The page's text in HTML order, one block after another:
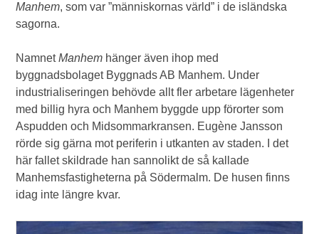
Manhem, som var ”människornas värld” i de isländska
sagorna.
NamnetManhem hänger även ihop med
byggnadsbolaget Byggnads AB Manhem. Under
industrialiseringen behövde allt fler arbetare lägenheter
med billig hyra och Manhem byggde upp förorter som
Aspudden och Midsommarkransen. Eugène Jansson
rörde sig gärna mot periferin i utkanten av staden. I det
här fallet skildrade han sannolikt de så kallade
Manhemsfastigheterna på Södermalm. De husen finns
idag inte längre kvar.